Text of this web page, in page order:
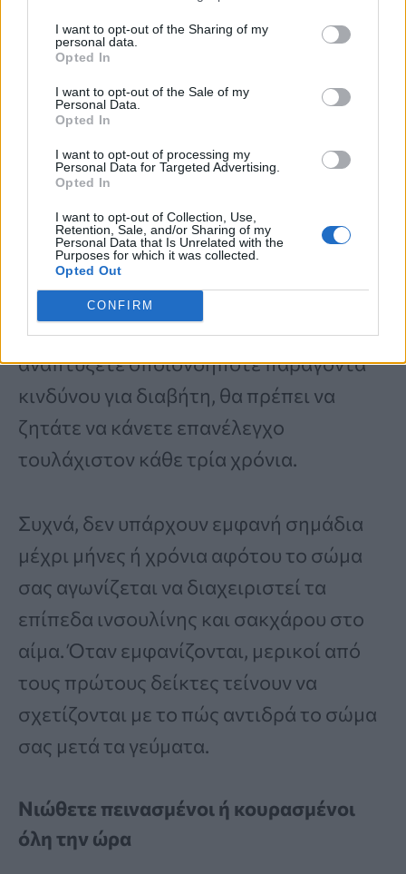
I want to opt-out of the Sharing of my
personal data.
Opted In
I want to opt-out of the Sale of my
Personal Data.
Opted In
I want to opt-out of processing my
Personal Data for Targeted Advertising.
Opted In
I want to opt-out of Collection, Use,
Retention, Sale, and/or Sharing of my
Personal Data that Is Unrelated with the
Purposes for which it was collected.
Opted Out
CONFIRM
διαβήτη κύησης ή κλινικές καταστάσεις
θα πρέπει να αρχίσουν να κάνουν
ακόμα κι αν δεν έχουν κανέναν
παράγοντα κινδύνου. Και αν τα
αποτελέσματά σας είναι φυσιολογικά
αλλά παρατηρήσετε συμπτώματα ή
αναπτύξετε οποιονδήποτε παράγοντα
κινδύνου για διαβήτη, θα πρέπει να
ζητάτε να κάνετε επανέλεγχο
τουλάχιστον κάθε τρία χρόνια.
Συχνά, δεν υπάρχουν εμφανή σημάδια
μέχρι μήνες ή χρόνια αφότου το σώμα
σας αγωνίζεται να διαχειριστεί τα
επίπεδα ινσουλίνης και σακχάρου στο
αίμα. Όταν εμφανίζονται, μερικοί από
τους πρώτους δείκτες τείνουν να
σχετίζονται με το πώς αντιδρά το σώμα
σας μετά τα γεύματα.
Νιώθετε πεινασμένοι ή κουρασμένοι
όλη την ώρα